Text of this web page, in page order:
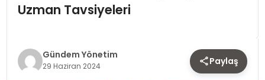
SPOR
Uzman Tavsiyeleri
Gündem Yönetim
29 Haziran 2024 Paylaş